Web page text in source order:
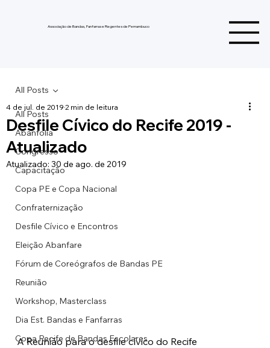
Associação de Bandas, Fanfarras e Regentes de Pernambuco
All Posts
Abanfolia
Congresso
Capacitação
Copa PE e Copa Nacional
Confraternização
Desfile Cívico e Encontros
Eleição Abanfare
Fórum de Coreógrafos de Bandas PE
Reunião
Workshop, Masterclass
Dia Est. Bandas e Fanfarras
Copa Recife de Bandas Escolares
All Posts
Desfile Cívico do Recife 2019 -
Atualizado
4 de jul. de 20192 min de leitura
Atualizado:30 de ago. de 2019
A Reunião para o desfile cívico do Recife